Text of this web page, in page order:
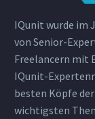
IQunit wurde im
von Senior-
Freelancern mit
IQunit-
besten Köpfe
wichtigsten